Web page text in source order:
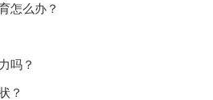
怎么办？
吗？
？